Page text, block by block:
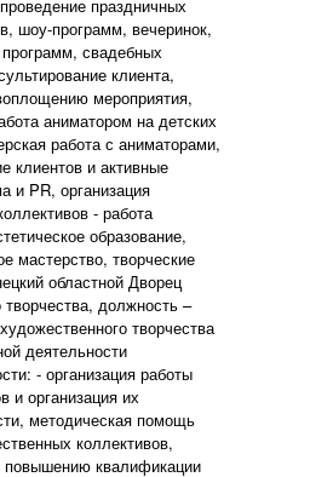
праздничных
шоу-программ, вечеринок,
свадебных
клиента,
мероприятия,
аниматором на детских
работа с аниматорами,
клиентов и активные
и PR, организация
- работа
образование,
мастерство, творческие
областной Дворец
должность –
творчества
деятельности
- организация работы
и организация их
методическая помощь
коллективов,
повышению квалификации